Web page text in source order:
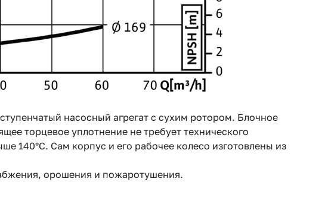
насосный агрегат с сухим ротором. Блочное
торцевое уплотнение не требует технического
140°C. Сам корпус и его рабочее колесо изготовлены из
орошения и пожаротушения.